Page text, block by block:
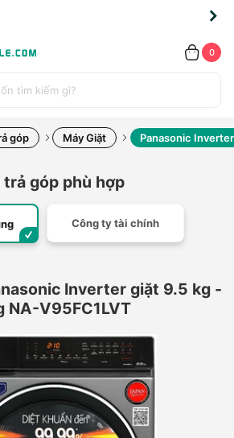
0
góp Máy Giặt Panasonic
góp phù hợp
Công ty tài chính
Inverter giặt 9.5 kg -
NA-V95FC1LVT